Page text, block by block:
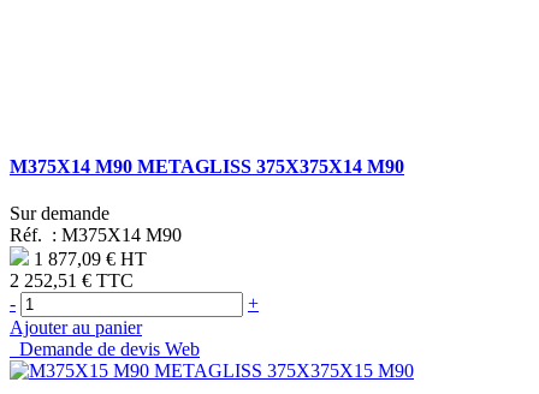
M375X14 M90 METAGLISS 375X375X14 M90
Sur demande
Réf. : M375X14 M90
1 877,09 € HT
2 252,51 € TTC
-
+
Ajouter au panier
Demande de devis Web